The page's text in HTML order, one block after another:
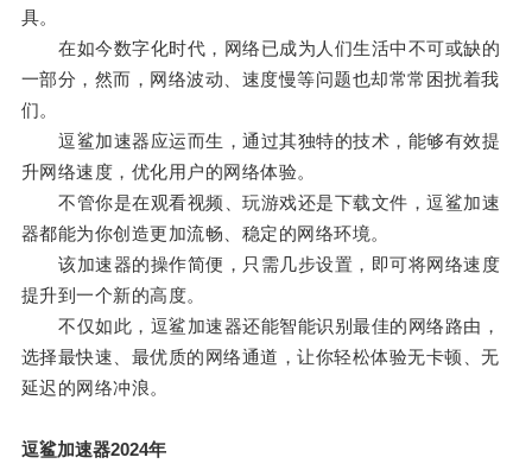
具。
在如今数字化时代，网络已成为人们生活中不可或缺的
一部分，然而，网络波动、速度慢等问题也却常常困扰着我
们。
逗鲨加速器应运而生，通过其独特的技术，能够有效提
升网络速度，优化用户的网络体验。
不管你是在观看视频、玩游戏还是下载文件，逗鲨加速
器都能为你创造更加流畅、稳定的网络环境。
该加速器的操作简便，只需几步设置，即可将网络速度
提升到一个新的高度。
不仅如此，逗鲨加速器还能智能识别最佳的网络路由，
选择最快速、最优质的网络通道，让你轻松体验无卡顿、无
延迟的网络冲浪。
逗鲨加速器2024年